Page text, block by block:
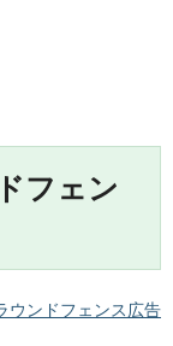
フェン
ウンドフェンス広告